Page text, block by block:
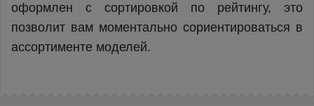
оформлен с сортировкой по рейтингу, это
позволит вам моментально сориентироваться в
ассортименте моделей.